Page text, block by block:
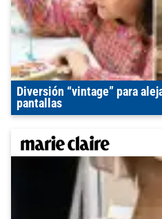
Diversión “vintage” para
pantallas